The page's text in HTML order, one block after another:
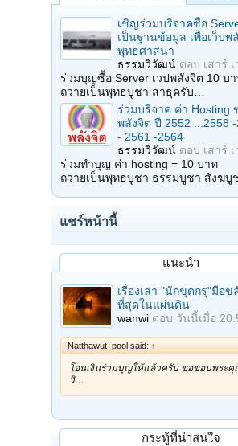
เชิญร่วมบริจาคซื้อ
เป็นฐานข้อมูล เพื่อเว็บพ
พุทธศาสนา
ธรรมวิวัฒน์ ตอบ เสาร์
ร่วมบุญซื้อ Server เวปพลังจิต 10 บ
ถวายเป็นพุทธบูชา สาธุครับ…
ร่วมบริจาค ค่า Hosting
พลังจิต ปี 2552 ...2558
- 2561 -2564
ธรรมวิวัฒน์ ตอบ เสาร์
ร่วมทำบุญ ค่า hosting = 10 บาท
ถวายเป็นพุทธบูชา ธรรมบูชา สังฆบู
แชร์หน้านี้
แนะนำ
เรื่องเล่า "นักขุดกรุ"มือข
ที่สุดในแผ่นดิน
wanwi ตอบ วันนี้เมื่อ
Natthawut_pool said: ↑
โอนเงินร่วมบุญให้แล้วครับ ขอขอบพระ
วิ…
กระทู้ที่น่าสนใจ